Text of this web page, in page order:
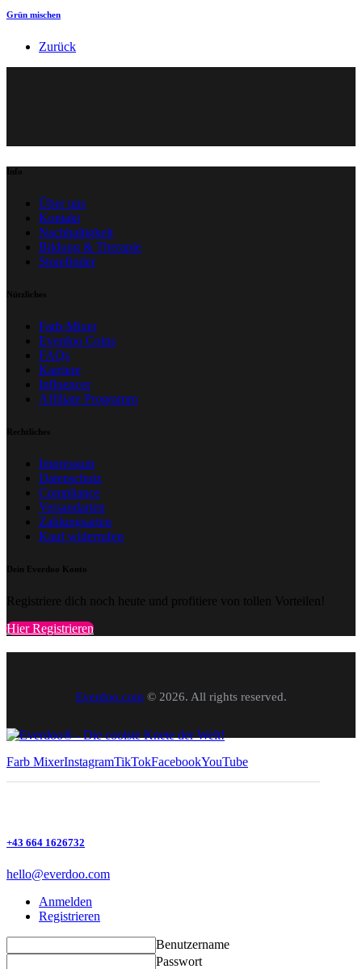
Grün mischen
Zurück
Info
Über uns
Kontakt
Nachhaltigkeit
Bildung & Therapie
Storefinder
Nützliches
Farb-Mixer
Everdoo Coins
FAQs
Karriere
Influencer
Affiliate Programm
Rechtliches
Impressum
Datenschutz
Compliance
Versandarten
Zahlungsarten
Kauf widerrufen
Dein Everdoo Konto
Registriere dich noch heute und profitiere von tollen Vorteilen!
Hier Registrieren
Everdoo.com © 2026. All rights reserved.
Farb MixerInstagramTikTokFacebookYouTube
+43 664 1626732
hello@everdoo.com
Anmelden
Registrieren
Benutzername
Passwort